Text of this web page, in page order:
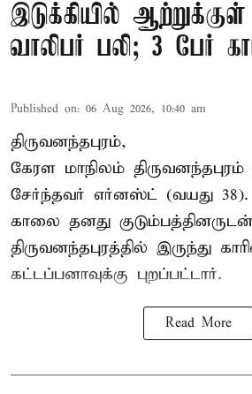
இடுக்கியில்
வாலிபர் பலி; 3 பேர்
Published on: 06 Aug 2026, 10:40 am
திருவனந்தபுரம்,
கேரள மாநிலம்
சேர்ந்தவர் எர்னஸ்ட் (வயது
காலை தனது குடும்பத்தினருடன்
திருவனந்தபுரத்தில் இருந்து
கட்டப்பனாவுக்கு புறப்பட்டார்.
Read More